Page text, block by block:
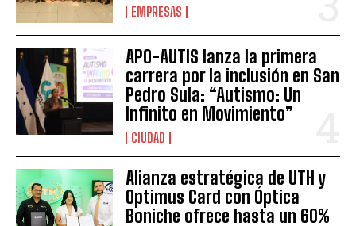
EMPRESAS
APO-AUTIS lanza la primera
carrera por la inclusión en San
Pedro Sula: “Autismo: Un
Infinito en Movimiento”
CIUDAD
Alianza estratégica de UTH y
Optimus Card con Óptica
Boniche ofrece hasta un 60%